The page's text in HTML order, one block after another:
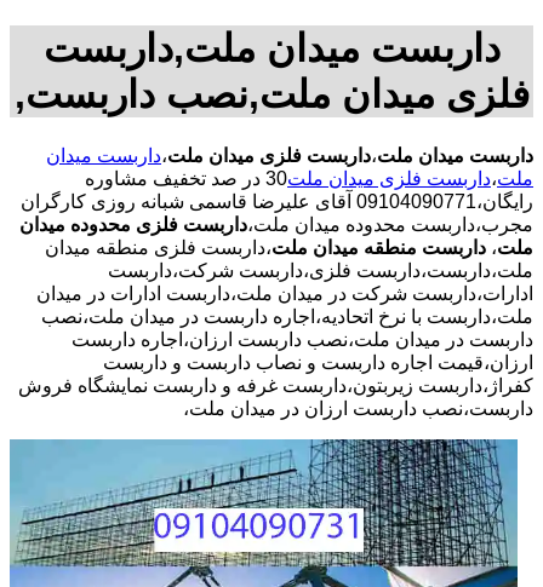
داربست میدان ملت,داربست
فلزی میدان ملت,نصب داربست,
داربست میدان ملت،داربست فلزی میدان ملت،داربست میدان
ملت،داربست فلزی میدان ملت
30 در صد تخفیف مشاوره
رایگان،09104090771 آقای علیرضا قاسمی شبانه روزی کارگران
مجرب،داربست محدوده میدان ملت،داربست فلزی محدوده میدان
ملت، داربست منطقه میدان ملت،داربست فلزی منطقه میدان
ملت،داربست،داربست فلزی،داربست شرکت،داربست
ادارات،داربست شرکت در میدان ملت،داربست ادارات در میدان
ملت،داربست با نرخ اتحادیه،اجاره داربست در میدان ملت،نصب
داربست در میدان ملت،نصب داربست ارزان،اجاره داربست
ارزان،قیمت اجاره داربست و نصاب داربست و داربست
کفراژ،داربست زیربتون،داربست غرفه و داربست نمایشگاه فروش
داربست،نصب داربست ارزان در میدان ملت،